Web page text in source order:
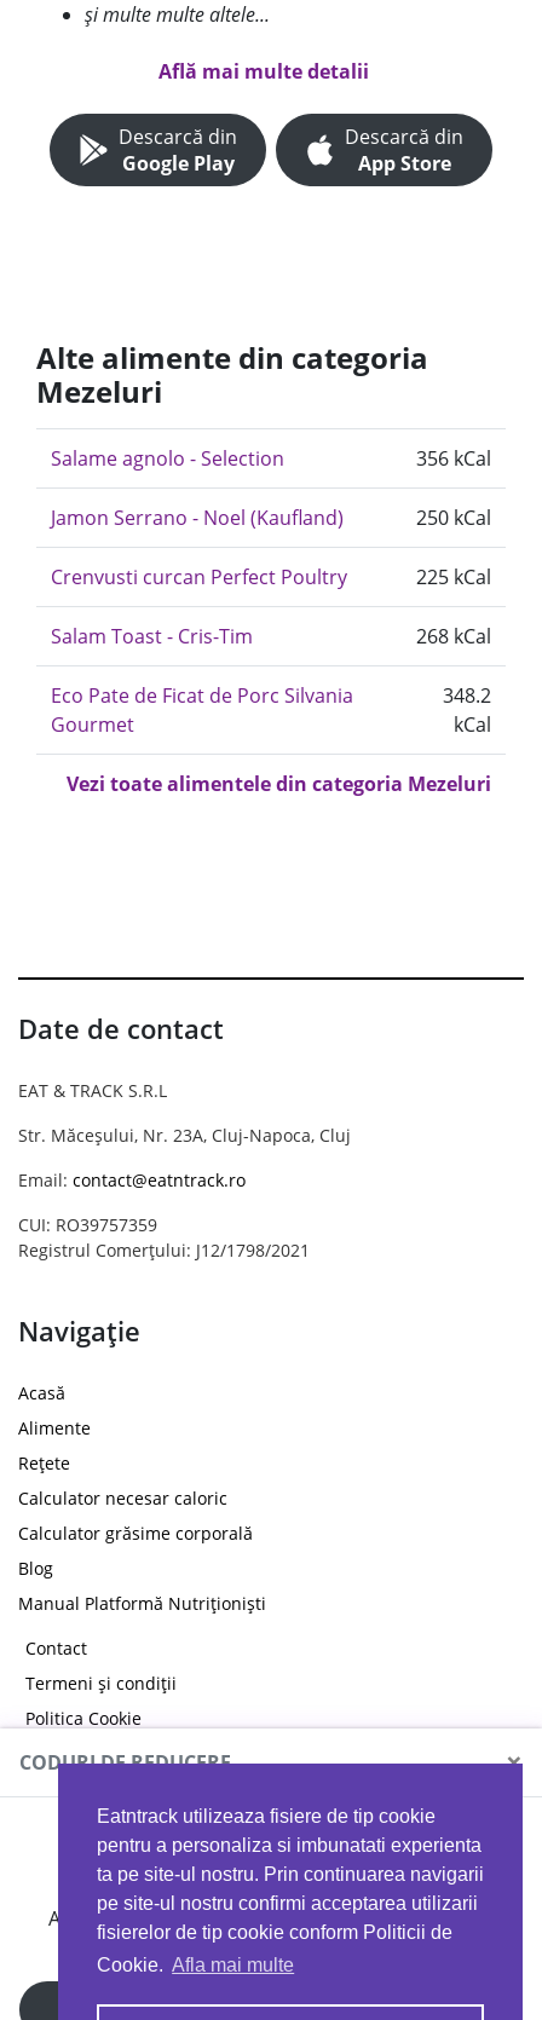
Eatntrack utilizeaza fisiere de tip cookie
pentru a personaliza si imbunatati experienta
ta pe site-ul nostru. Prin continuarea navigarii
pe site-ul nostru confirmi acceptarea utilizarii
fisierelor de tip cookie conform Politicii de
Cookie. Afla mai multe
și multe multe altele...
Află mai multe detalii
Descarcă din
Google Play
Descarcă din
App Store
Alte alimente din categoria
Mezeluri
Salame agnolo - Selection 356 kCal
Jamon Serrano - Noel (Kaufland) 250 kCal
Crenvusti curcan Perfect Poultry 225 kCal
Salam Toast - Cris-Tim 268 kCal
Eco Pate de Ficat de Porc Silvania
Gourmet
348.2
kCal
Vezi toate alimentele din categoria Mezeluri
Date de contact
EAT & TRACK S.R.L
Str. Măceșului, Nr. 23A, Cluj-Napoca, Cluj
Email: contact@eatntrack.ro
CUI: RO39757359
Registrul Comerțului: J12/1798/2021
Navigație
Acasă
Alimente
Rețete
Calculator necesar caloric
Calculator grăsime corporală
Blog
Manual Platformă Nutriționiști
Contact
Termeni și condiții
Politica Cookie
Politica de confidențialitate
CODURI DE REDUCERE ×
MYPROTEIN
Ai 40%reducere la orice comandă folosind codul
EATTRACK
Profită acum